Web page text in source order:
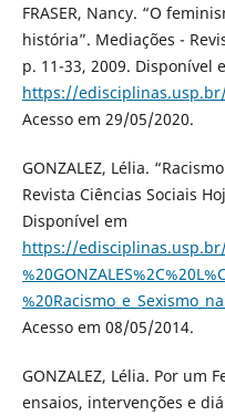
FRASER, Nancy. “O
história”. Mediações -
p. 11-33, 2009. Disponível
https://edisciplinas.usp.br/
Acesso em 29/05/2020.
GONZALEZ, Lélia.
Revista Ciências Sociais
Disponível em
https://
Acesso em 08/05/2014.
GONZALEZ, Lélia. Por um
ensaios, intervenções e